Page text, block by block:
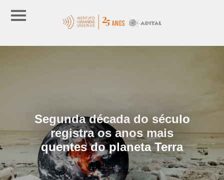
Segunda década do século
registra os anos mais
quentes do planeta Terra